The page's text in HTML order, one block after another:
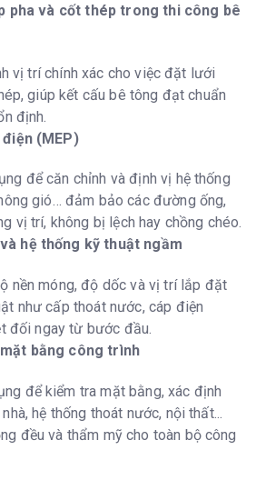
pha và cốt thép trong thi công bê
vị trí chính xác cho việc đặt lưới
giúp kết cấu bê tông đạt chuẩn
định.
(MEP)
để căn chỉnh và định vị hệ thống
gió… đảm bảo các đường ống,
vị trí, không bị lệch hay chồng chéo.
hệ thống kỹ thuật ngầm
nền móng, độ dốc và vị trí lắp đặt
như cấp thoát nước, cáp điện
đối ngay từ bước đầu.
bằng công trình
để kiểm tra mặt bằng, xác định
hệ thống thoát nước, nội thất...
đều và thẩm mỹ cho toàn bộ công